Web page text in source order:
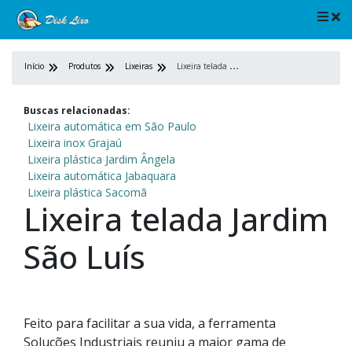
Início Produtos Lixeiras L
ixeira telada Jardim São Luís
Buscas relacionadas:
Lixeira automática em São Paulo
Lixeira inox Grajaú
Lixeira plástica Jardim Ângela
Lixeira automática Jabaquara
Lixeira plástica Sacomã
Lixeira telada Jardim
São Luís
Feito para facilitar a sua vida, a ferramenta
Soluções Industriais reuniu a maior gama de